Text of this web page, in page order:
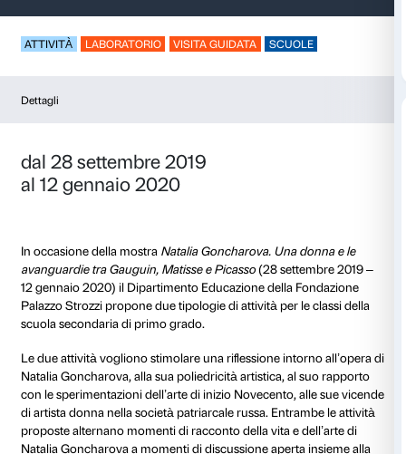
Campioni di stile
ATTIVITÀ LABORATORIO
Dettagli
dal 28 settembre 2019
al 12 gennaio 2020